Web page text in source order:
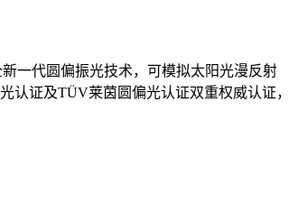
一代圆偏振光技术，可模拟太阳光漫反射
认证及TÜV莱茵圆偏光认证双重权威认证，